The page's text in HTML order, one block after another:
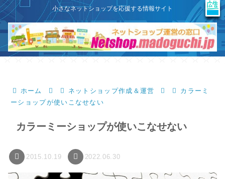
X
このサイトはプロモーションを含みます
小さなネットショップを応援する情報サイト
ホーム ネットショップ作成＆運営
カラーミ
ーショップが使いこなせない
カラーミーショップが使いこなせない
2015.10.19 2022.06.30